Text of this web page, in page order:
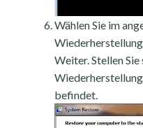
Wählen Sie im
Weiter. Stellen Sie
befindet.